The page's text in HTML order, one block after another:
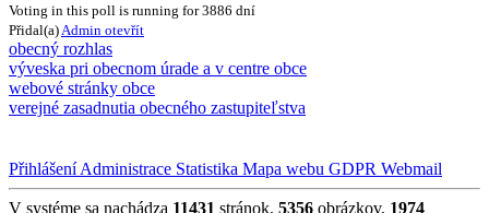
Voting in this poll is running for 3886 dní
Přidal(a) Admin otevřít
obecný rozhlas
výveska pri obecnom úrade a v centre obce
webové stránky obce
verejné zasadnutia obecného zastupiteľstva
PřihlášeníAdministrace Statistika Mapa webu GDPR Webmail
V systéme sa nachádza 11431 stránok, 5356 obrázkov, 1974